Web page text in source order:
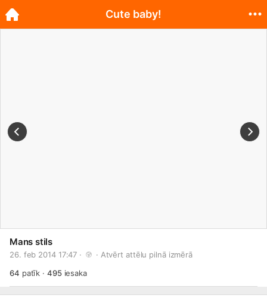
Mans stils
26. feb 2014 17:47 · · Atvērt attēlu pilnā izmērā
64 patīk · 495iesaka
Cute baby!